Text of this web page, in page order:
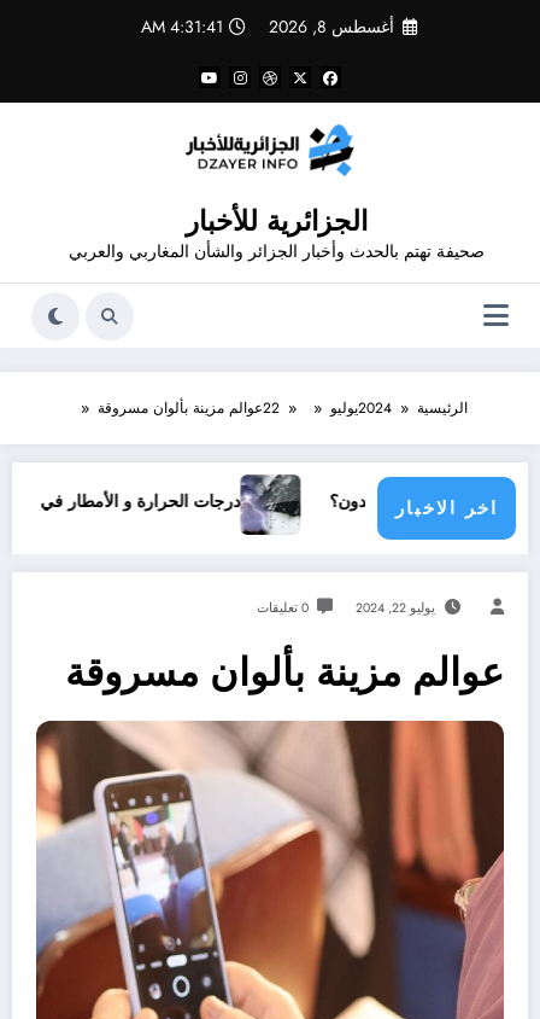
أغسطس 8, 2026 4:31:41 AM
الجزائرية للأخبار
صحيفة تهتم بالحدث وأخبار الجزائر والشأن المغاربي والعربي
الرئيسية 2024يوليو 22عوالم مزينة بألوان مسروقة
اخر الاخبار
دولي يناشدون؟ درجات الحرارة و الأمطار في سبتمبر 2026 في الجزائر
يوليو 22, 2024 0 تعليقات
عوالم مزينة بألوان مسروقة